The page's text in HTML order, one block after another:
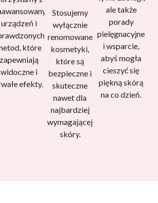
urządzeń i
które
zapewniają
widoczne i
efekty.
Stosujemy
wyłącznie
renomowane
kosmetyki,
które są
bezpieczne i
skuteczne
nawet dla
najbardziej
wymagającej
skóry.
ale także
porady
pielęgnacyjne
i wsparcie,
abyś mogła
cieszyć się
piękną skórą
na co dzień.